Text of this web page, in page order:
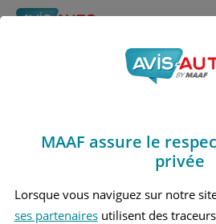
Obtenir un devis
Avis
Berline (2010
MAAF assure le
privée
Lorsque vous naviguez sur notre
ses partenairesutilisent des